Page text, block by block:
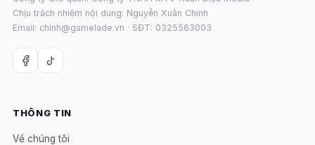
Chịu trách nhiệm nội dung: Nguyễn Xuân Chính
Email: chinh@gamelade.vn · SĐT: 0325563003
THÔNG TIN
Về chúng tôi